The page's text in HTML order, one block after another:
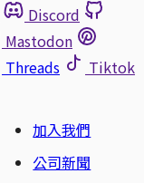
Discord
Mastodon
Threads
Tiktok
加入我們
公司新聞